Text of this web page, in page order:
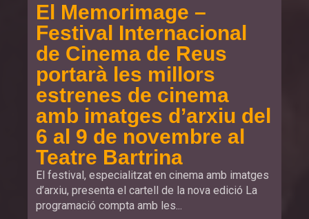
El Memorimage –
Festival Internacional
de Cinema de Reus
portarà les millors
estrenes de cinema
amb imatges d’arxiu del
6 al 9 de novembre al
Teatre Bartrina
El festival, especialitzat en cinema amb imatges
d’arxiu, presenta el cartell de la nova edició La
programació compta amb les...